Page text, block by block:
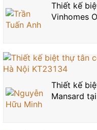
Thiết kế
Vinhomes
Thiết kế
Mansard